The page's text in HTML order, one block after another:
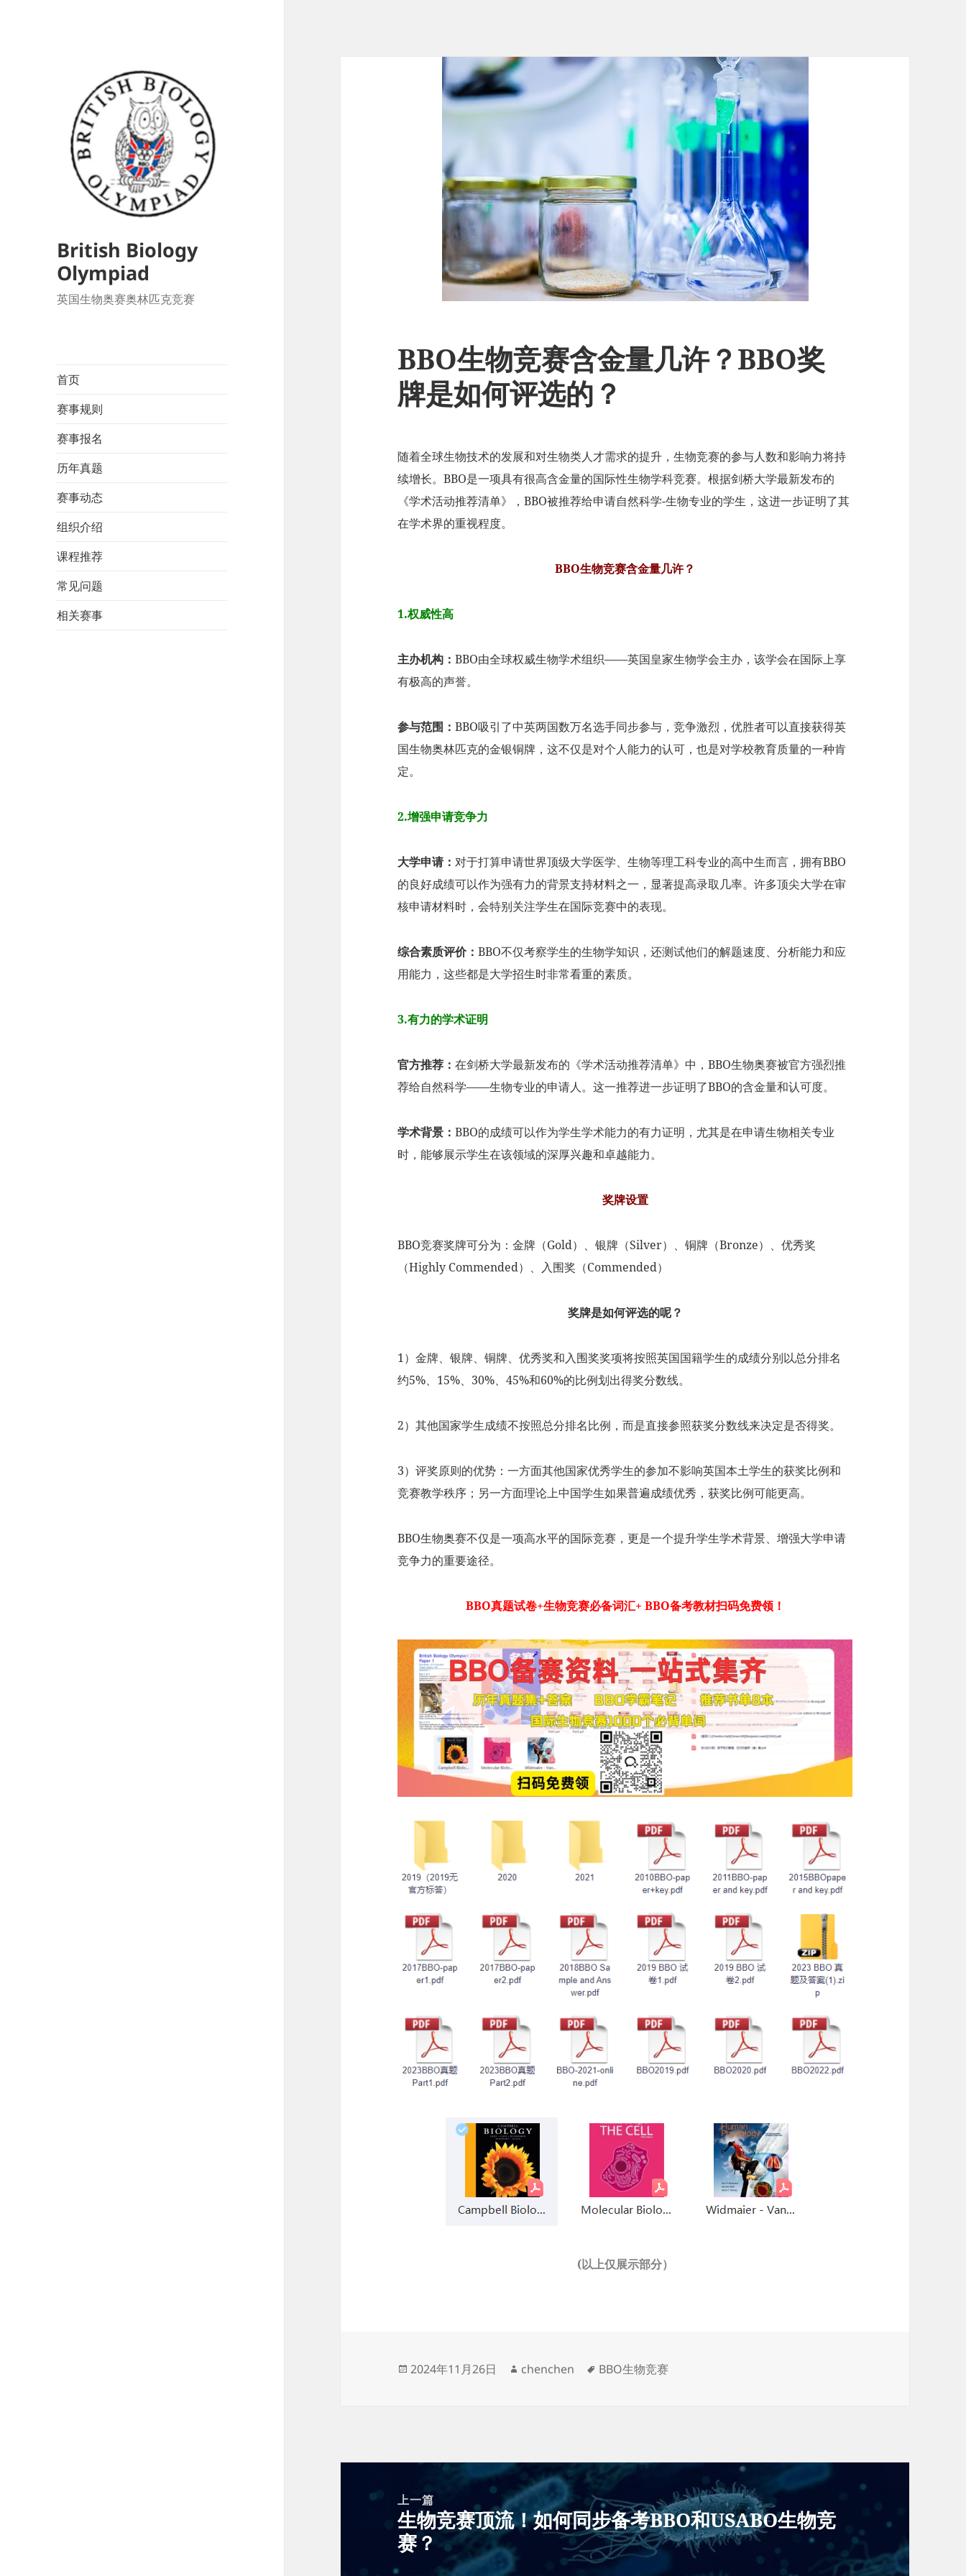
British Biology
Olympiad
英国生物奥赛奥林匹克竞赛
首页
赛事规则
赛事报名
历年真题
赛事动态
组织介绍
课程推荐
常见问题
相关赛事
BBO生物竞赛含金量几许？BBO奖
牌是如何评选的？
随着全球生物技术的发展和对生物类人才需求的提升，生物竞赛的参与人数和影响力将持
续增长。BBO是一项具有很高含金量的国际性生物学科竞赛。根据剑桥大学最新发布的
《学术活动推荐清单》，BBO被推荐给申请自然科学-生物专业的学生，这进一步证明了其
在学术界的重视程度。
BBO生物竞赛含金量几许？
1.权威性高
主办机构：BBO由全球权威生物学术组织——英国皇家生物学会主办，该学会在国际上享
有极高的声誉。
参与范围：BBO吸引了中英两国数万名选手同步参与，竞争激烈，优胜者可以直接获得英
国生物奥林匹克的金银铜牌，这不仅是对个人能力的认可，也是对学校教育质量的一种肯
定。
2.增强申请竞争力
大学申请：对于打算申请世界顶级大学医学、生物等理工科专业的高中生而言，拥有BBO
的良好成绩可以作为强有力的背景支持材料之一，显著提高录取几率。许多顶尖大学在审
核申请材料时，会特别关注学生在国际竞赛中的表现。
综合素质评价：BBO不仅考察学生的生物学知识，还测试他们的解题速度、分析能力和应
用能力，这些都是大学招生时非常看重的素质。
3.有力的学术证明
官方推荐：在剑桥大学最新发布的《学术活动推荐清单》中，BBO生物奥赛被官方强烈推
荐给自然科学——生物专业的申请人。这一推荐进一步证明了BBO的含金量和认可度。
学术背景：BBO的成绩可以作为学生学术能力的有力证明，尤其是在申请生物相关专业
时，能够展示学生在该领域的深厚兴趣和卓越能力。
奖牌设置
BBO竞赛奖牌可分为：金牌（Gold）、银牌（Silver）、铜牌（Bronze）、优秀奖
（Highly Commended）、入围奖（Commended）
奖牌是如何评选的呢？
1）金牌、银牌、铜牌、优秀奖和入围奖奖项将按照英国国籍学生的成绩分别以总分排名
约5%、15%、30%、45%和60%的比例划出得奖分数线。
2）其他国家学生成绩不按照总分排名比例，而是直接参照获奖分数线来决定是否得奖。
3）评奖原则的优势：一方面其他国家优秀学生的参加不影响英国本土学生的获奖比例和
竞赛教学秩序；另一方面理论上中国学生如果普遍成绩优秀，获奖比例可能更高。
BBO生物奥赛不仅是一项高水平的国际竞赛，更是一个提升学生学术背景、增强大学申请
竞争力的重要途径。
BBO真题试卷+生物竞赛必备词汇+ BBO备考教材扫码免费领！
(以上仅展示部分）
发
2024年11月26日
作
chenchen
标
BBO生物竞赛
上一篇
上
篇
生物竞赛顶流！如何同步备考BBO和USABO生物竞
赛？